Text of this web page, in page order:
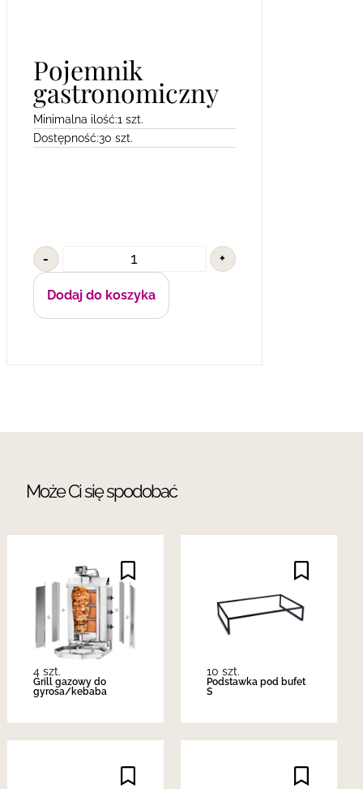
Pojemnik
gastronomiczny
Minimalna ilość:1 szt.
Dostępność:30 szt.
- +
Dodaj do koszyka
Może Ci się spodobać
4 szt.
Grill gazowy do
gyrosa/kebaba
10 szt.
Podstawka pod bufet
S